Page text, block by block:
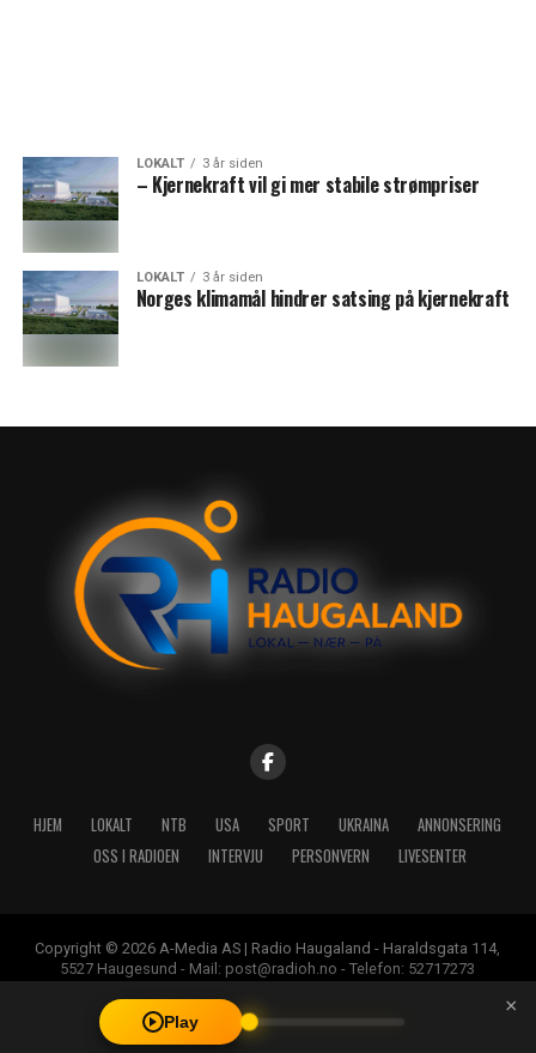
LOKALT 3 år siden
– Kjernekraft vil gi mer stabile strømpriser
LOKALT 3 år siden
Norges klimamål hindrer satsing på kjernekraft
HJEM LOKALT NTB USA SPORT UKRAINA
ANNONSERING
OSS I RADIOEN
INTERVJU PERSONVERN LIVESENTER
Copyright © 2026 A-Media AS | Radio Haugaland - Haraldsgata 114,
5527 Haugesund - Mail: post@radioh.no - Telefon: 52717273
Play
×